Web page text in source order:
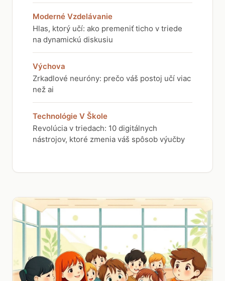
Moderné Vzdelávanie
Hlas, ktorý učí: ako premeniť ticho v triede
na dynamickú diskusiu
Výchova
Zrkadlové neuróny: prečo váš postoj učí viac
než ai
Technológie V Škole
Revolúcia v triedach: 10 digitálnych
nástrojov, ktoré zmenia váš spôsob výučby